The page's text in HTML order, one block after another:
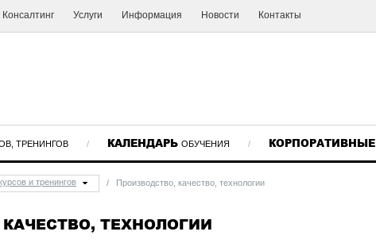
Консалтинг Услуги Информация Новости Контакты
ТРЕНИНГОВ / КАЛЕНДАРЬ ОБУЧЕНИЯ / КОРПОРАТИВНЫЕ
и тренингов / Производство, качество, технологии
ТЕХНОЛОГИИ